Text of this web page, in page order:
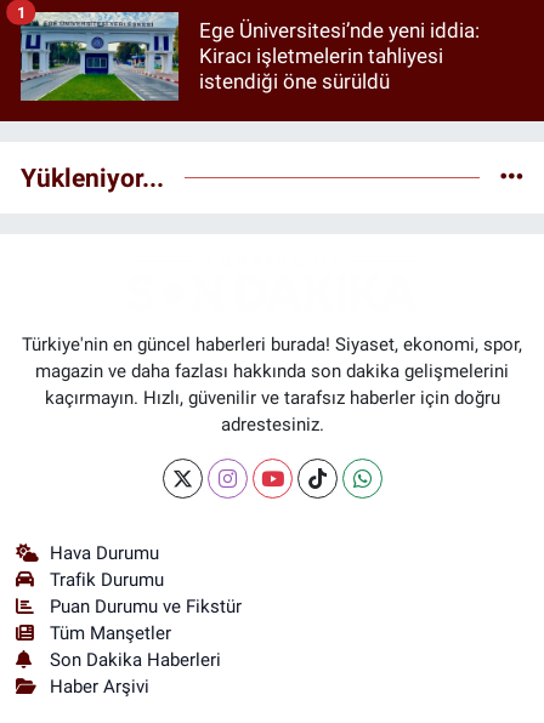
Ege Üniversitesi’nde yeni iddia:
Kiracı işletmelerin tahliyesi
istendiği öne sürüldü
1
Yükleniyor...
Türkiye'nin en güncel haberleri burada! Siyaset, ekonomi, spor,
magazin ve daha fazlası hakkında son dakika gelişmelerini
kaçırmayın. Hızlı, güvenilir ve tarafsız haberler için doğru
adrestesiniz.
Hava Durumu
Trafik Durumu
Puan Durumu ve Fikstür
Tüm Manşetler
Son Dakika Haberleri
Haber Arşivi